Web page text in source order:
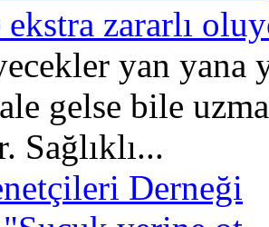
zararlı
yan yana
gelse bile
Sağlıklı...